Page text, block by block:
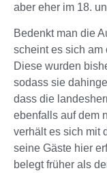
aber eher im 18.
Bedenkt man die
scheint es sich am
Diese wurden
sodass sie
dass die
ebenfalls auf dem
verhält es sich mit
seine Gäste hier
belegt früher als